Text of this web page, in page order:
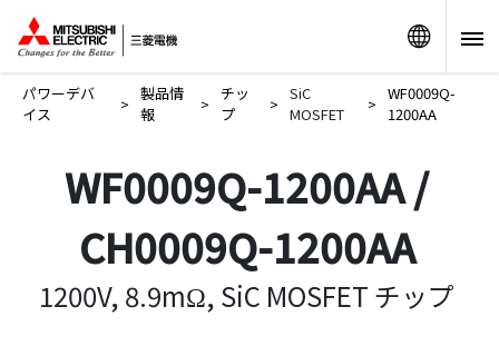
パワーデバ
イス
> 製品情
報
>
チッ
プ
> SiC
MOSFET
> WF0009Q-
1200AA
WF0009Q-1200AA /
CH0009Q-1200AA
1200V, 8.9mΩ, SiC MOSFET チップ